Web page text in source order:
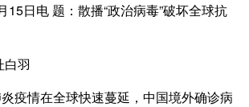
日电 题：散播“政治病毒”破坏全球抗
羽
情在全球快速蔓延，中国境外确诊病